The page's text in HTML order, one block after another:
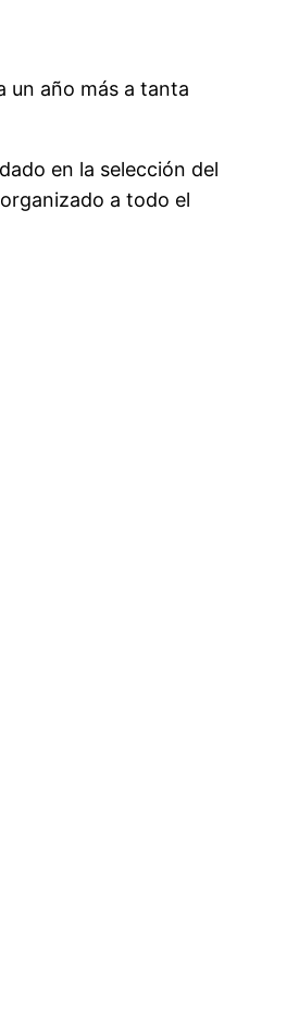
un año más a tanta
en la selección del
a todo el